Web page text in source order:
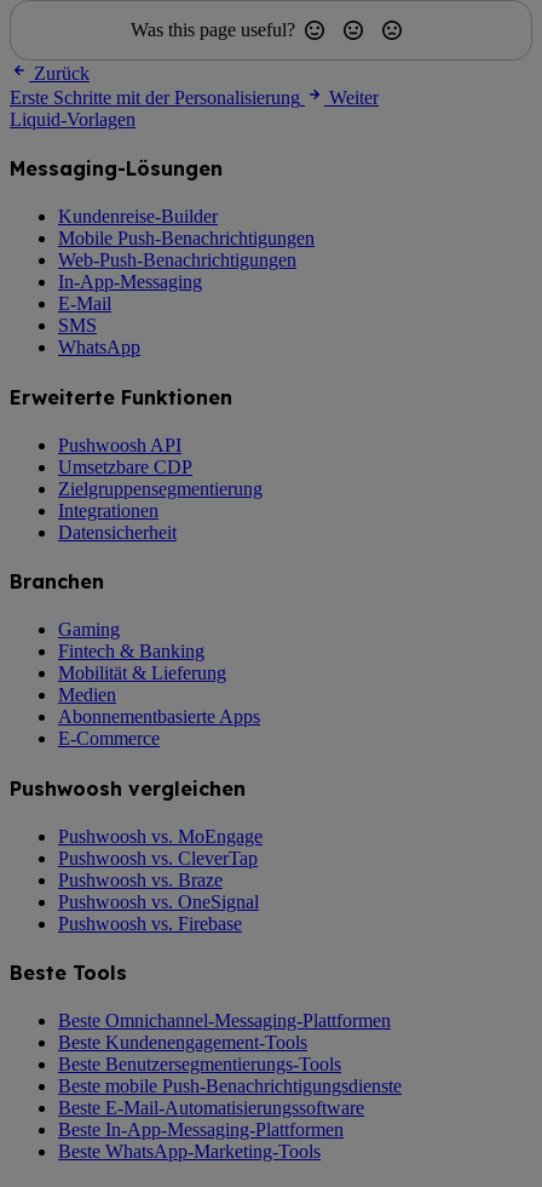
Was this page useful?
Zurück
Erste Schritte mit der Personalisierung
Weiter
Liquid-Vorlagen
Messaging-Lösungen
Kundenreise-Builder
Mobile Push-Benachrichtigungen
Web-Push-Benachrichtigungen
In-App-Messaging
E-Mail
SMS
WhatsApp
Erweiterte Funktionen
Pushwoosh API
Umsetzbare CDP
Zielgruppensegmentierung
Integrationen
Datensicherheit
Branchen
Gaming
Fintech & Banking
Mobilität & Lieferung
Medien
Abonnementbasierte Apps
E-Commerce
Pushwoosh vergleichen
Pushwoosh vs. MoEngage
Pushwoosh vs. CleverTap
Pushwoosh vs. Braze
Pushwoosh vs. OneSignal
Pushwoosh vs. Firebase
Beste Tools
Beste Omnichannel-Messaging-Plattformen
Beste Kundenengagement-Tools
Beste Benutzersegmentierungs-Tools
Beste mobile Push-Benachrichtigungsdienste
Beste E-Mail-Automatisierungssoftware
Beste In-App-Messaging-Plattformen
Beste WhatsApp-Marketing-Tools